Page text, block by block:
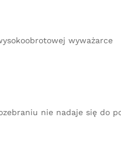
wyważarce
nie nadaje się do